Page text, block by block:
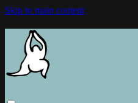
Skip to main content